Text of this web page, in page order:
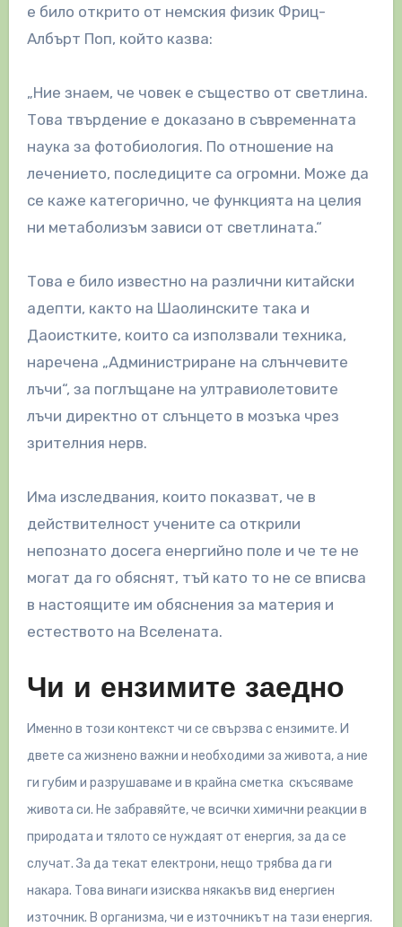
е било открито от немския физик Фриц-
Албърт Поп, който казва:
„Ние знаем, че човек е същество от светлина.
Това твърдение е доказано в съвременната
наука за фотобиология. По отношение на
лечението, последиците са огромни. Може да
се каже категорично, че функцията на целия
ни метаболизъм зависи от светлината.“
Това е било известно на различни китайски
адепти, както на Шаолинските така и
Даоистките, които са използвали техника,
наречена „Администриране на слънчевите
лъчи“, за поглъщане на ултравиолетовите
лъчи директно от слънцето в мозъка чрез
зрителния нерв.
Има изследвания, които показват, че в
действителност учените са открили
непознато досега енергийно поле и че те не
могат да го обяснят, тъй като то не се вписва
в настоящите им обяснения за материя и
естеството на Вселената.
Чи и ензимите заедно
Именно в този контекст чи се свързва с ензимите. И
двете са жизнено важни и необходими за живота, а ние
ги губим и разрушаваме и в крайна сметка скъсяваме
живота си. Не забравяйте, че всички химични реакции в
природата и тялото се нуждаят от енергия, за да се
случат. За да текат електрони, нещо трябва да ги
накара. Това винаги изисква някакъв вид енергиен
източник. В организма, чи е източникът на тази енергия.